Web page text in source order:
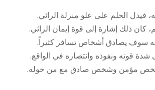
فيدل الحلم على علو منزلة الرائي.
كان ذلك إشارة إلى قوة إيمان الرائي.
سوف يصادق أشخاص تسافر كثيراً.
قوته ونفوذه وانتصاره في الواقع.
شخص مؤمن وشخص صادق مع من حوله.